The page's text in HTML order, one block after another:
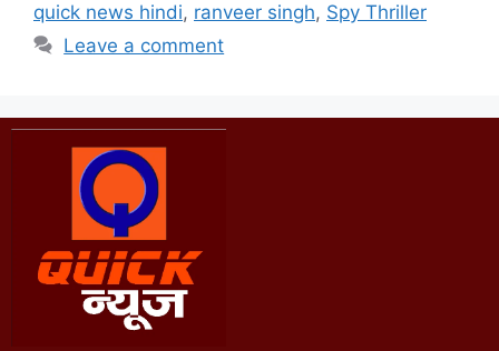
quick news hindi, ranveer singh, Spy Thriller
Leave a comment